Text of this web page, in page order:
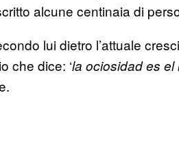
alcune centinaia di
lui dietro l’attuale
che dice: ‘la ociosidad es el